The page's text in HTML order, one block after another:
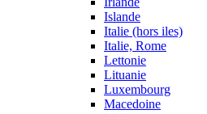
Islande
Italie (hors iles)
Italie, Rome
Lettonie
Lituanie
Luxembourg
Macedoine